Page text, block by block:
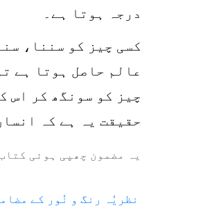
درجہ ہوتا ہے۔
کسی چیز کو سننا،
عالم حاصل ہوتا ہے
چیز کو سونگھ کر اس
حقیقت یہ ہے کہ
یہ مضمون چھپی ہوئی
نظریٗہ رنگ و نُور کے